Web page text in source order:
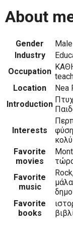
About
Gender
Male
Industry
Occupation
Location
Nea
Introduction
Interests
Favorite
movies
Favorite
music
Favorite
books